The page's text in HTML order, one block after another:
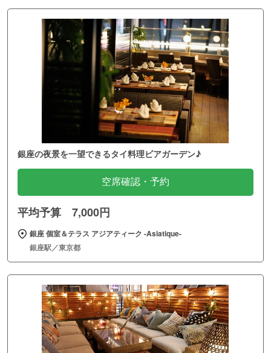
銀座の夜景を一望できるタイ料理ビアガーデン♪
空席確認・予約
平均予算 7,000円
銀座 個室＆テラス アジアティーク ‐Asiatique‐
銀座駅／東京都